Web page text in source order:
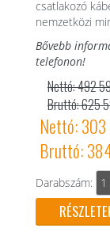
csatlakozó
nemzetközi
Bővebb
telefonon!
Nettó: 492
Bruttó: 625
Nettó:
Bruttó:
Darabszám: